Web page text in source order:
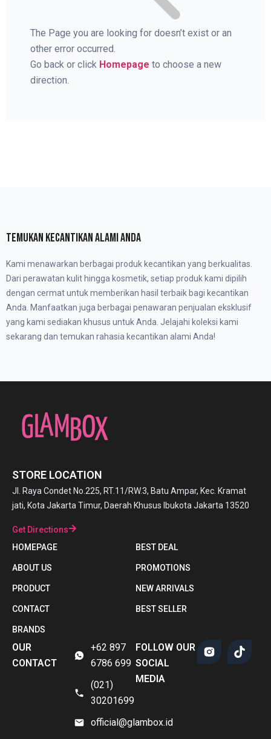
The Page you are looking for doesn’t exist or an
other error occurred.
Go back or click Homepage to choose a new
direction.
TEMUKAN KECANTIKAN ALAMI ANDA
Kami menawarkan berbagai produk kecantikan yang berkualitas.
Dari perawatan kulit hingga kosmetik, setiap produk kami dipilih
dengan cermat untuk memberikan hasil terbaik bagi kecantikan
Anda. Manfaatkan juga berbagai penawaran penjualan eksklusif
yang kami sediakan khusus untuk Anda. Jelajahi koleksi kami
sekarang dan temukan rahasia kecantikan alami Anda!
STORE LOCATION
Jl. Raya Condet No.225, RT.11/RW.3, Batu Ampar, Kec. Kramat
jati, Kota Jakarta Timur, Daerah Khusus Ibukota Jakarta 13520
Get Directions
HOMEPAGE
BEST DEAL
ABOUT US PROMOTIONS
PRODUCT NEW ARRIVALS
CONTACT BEST SELLER
BRANDS
OUR
CONTACT
+62 897
6786 699
(021)
30201699
official@glambox.id
FOLLOW OUR
SOCIAL
MEDIA